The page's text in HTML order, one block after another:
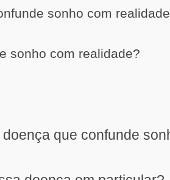
sonho com
sonho com realidade?
que confunde